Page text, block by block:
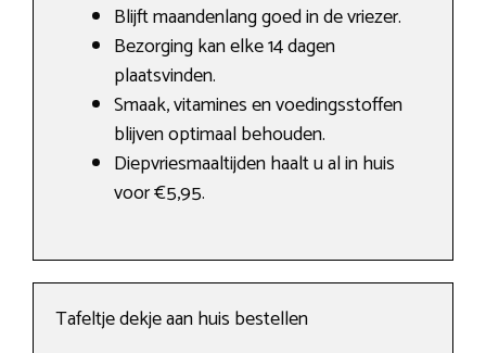
Blijft maandenlang goed in de vriezer.
Bezorging kan elke 14 dagen
plaatsvinden.
Smaak, vitamines en voedingsstoffen
blijven optimaal behouden.
Diepvriesmaaltijden haalt u al in huis
voor €5,95.
Tafeltje dekje aan huis bestellen